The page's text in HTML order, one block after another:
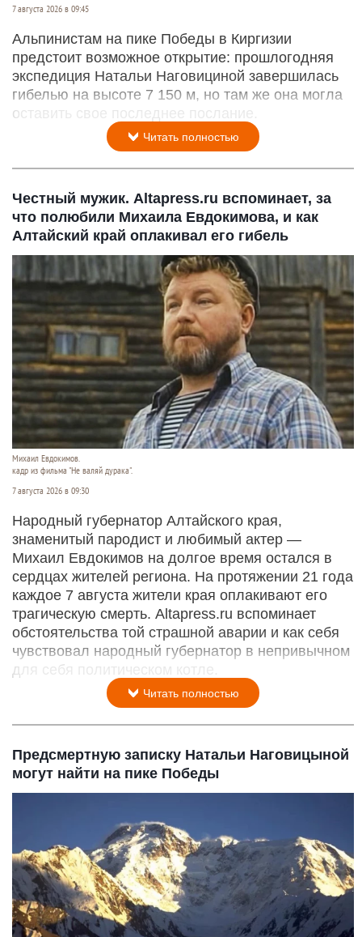
7 августа 2026 в 09:45
Альпинистам на пике Победы в Киргизии
предстоит возможное открытие: прошлогодняя
экспедиция Натальи Наговициной завершилась
гибелью на высоте 7 150 м, но там же она могла
оставить свое последнее послание.
Читать полностью
Честный мужик. Altapress.ru вспоминает, за
что полюбили Михаила Евдокимова, и как
Алтайский край оплакивал его гибель
Михаил Евдокимов.
кадр из фильма "Не валяй дурака".
7 августа 2026 в 09:30
Народный губернатор Алтайского края,
знаменитый пародист и любимый актер —
Михаил Евдокимов на долгое время остался в
сердцах жителей региона. На протяжении 21 года
каждое 7 августа жители края оплакивают его
трагическую смерть. Altapress.ru вспоминает
обстоятельства той страшной аварии и как себя
чувствовал народный губернатор в непривычном
для себя политическом котле.
Читать полностью
Предсмертную записку Натальи Наговицыной
могут найти на пике Победы